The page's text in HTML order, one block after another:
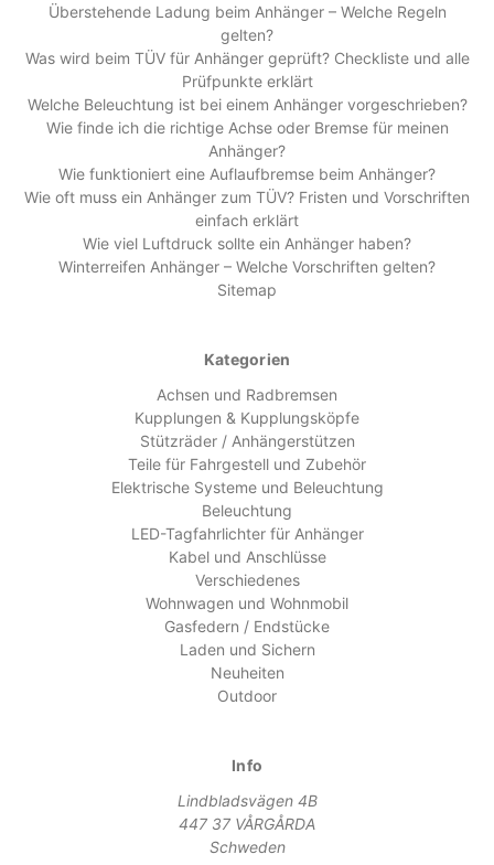
Überstehende Ladung beim Anhänger – Welche Regeln
gelten?
Was wird beim TÜV für Anhänger geprüft? Checkliste und alle
Prüfpunkte erklärt
Welche Beleuchtung ist bei einem Anhänger vorgeschrieben?
Wie finde ich die richtige Achse oder Bremse für meinen
Anhänger?
Wie funktioniert eine Auflaufbremse beim Anhänger?
Wie oft muss ein Anhänger zum TÜV? Fristen und Vorschriften
einfach erklärt
Wie viel Luftdruck sollte ein Anhänger haben?
Winterreifen Anhänger – Welche Vorschriften gelten?
Sitemap
Kategorien
Achsen und Radbremsen
Kupplungen & Kupplungsköpfe
Stützräder / Anhängerstützen
Teile für Fahrgestell und Zubehör
Elektrische Systeme und Beleuchtung
Beleuchtung
LED-Tagfahrlichter für Anhänger
Kabel und Anschlüsse
Verschiedenes
Wohnwagen und Wohnmobil
Gasfedern / Endstücke
Laden und Sichern
Neuheiten
Outdoor
Info
Lindbladsvägen 4B
447 37 VÅRGÅRDA
Schweden